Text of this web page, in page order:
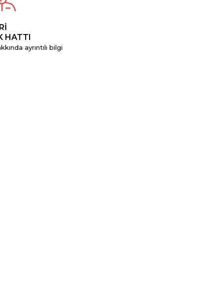
HATTI
ayrıntılı bilgi